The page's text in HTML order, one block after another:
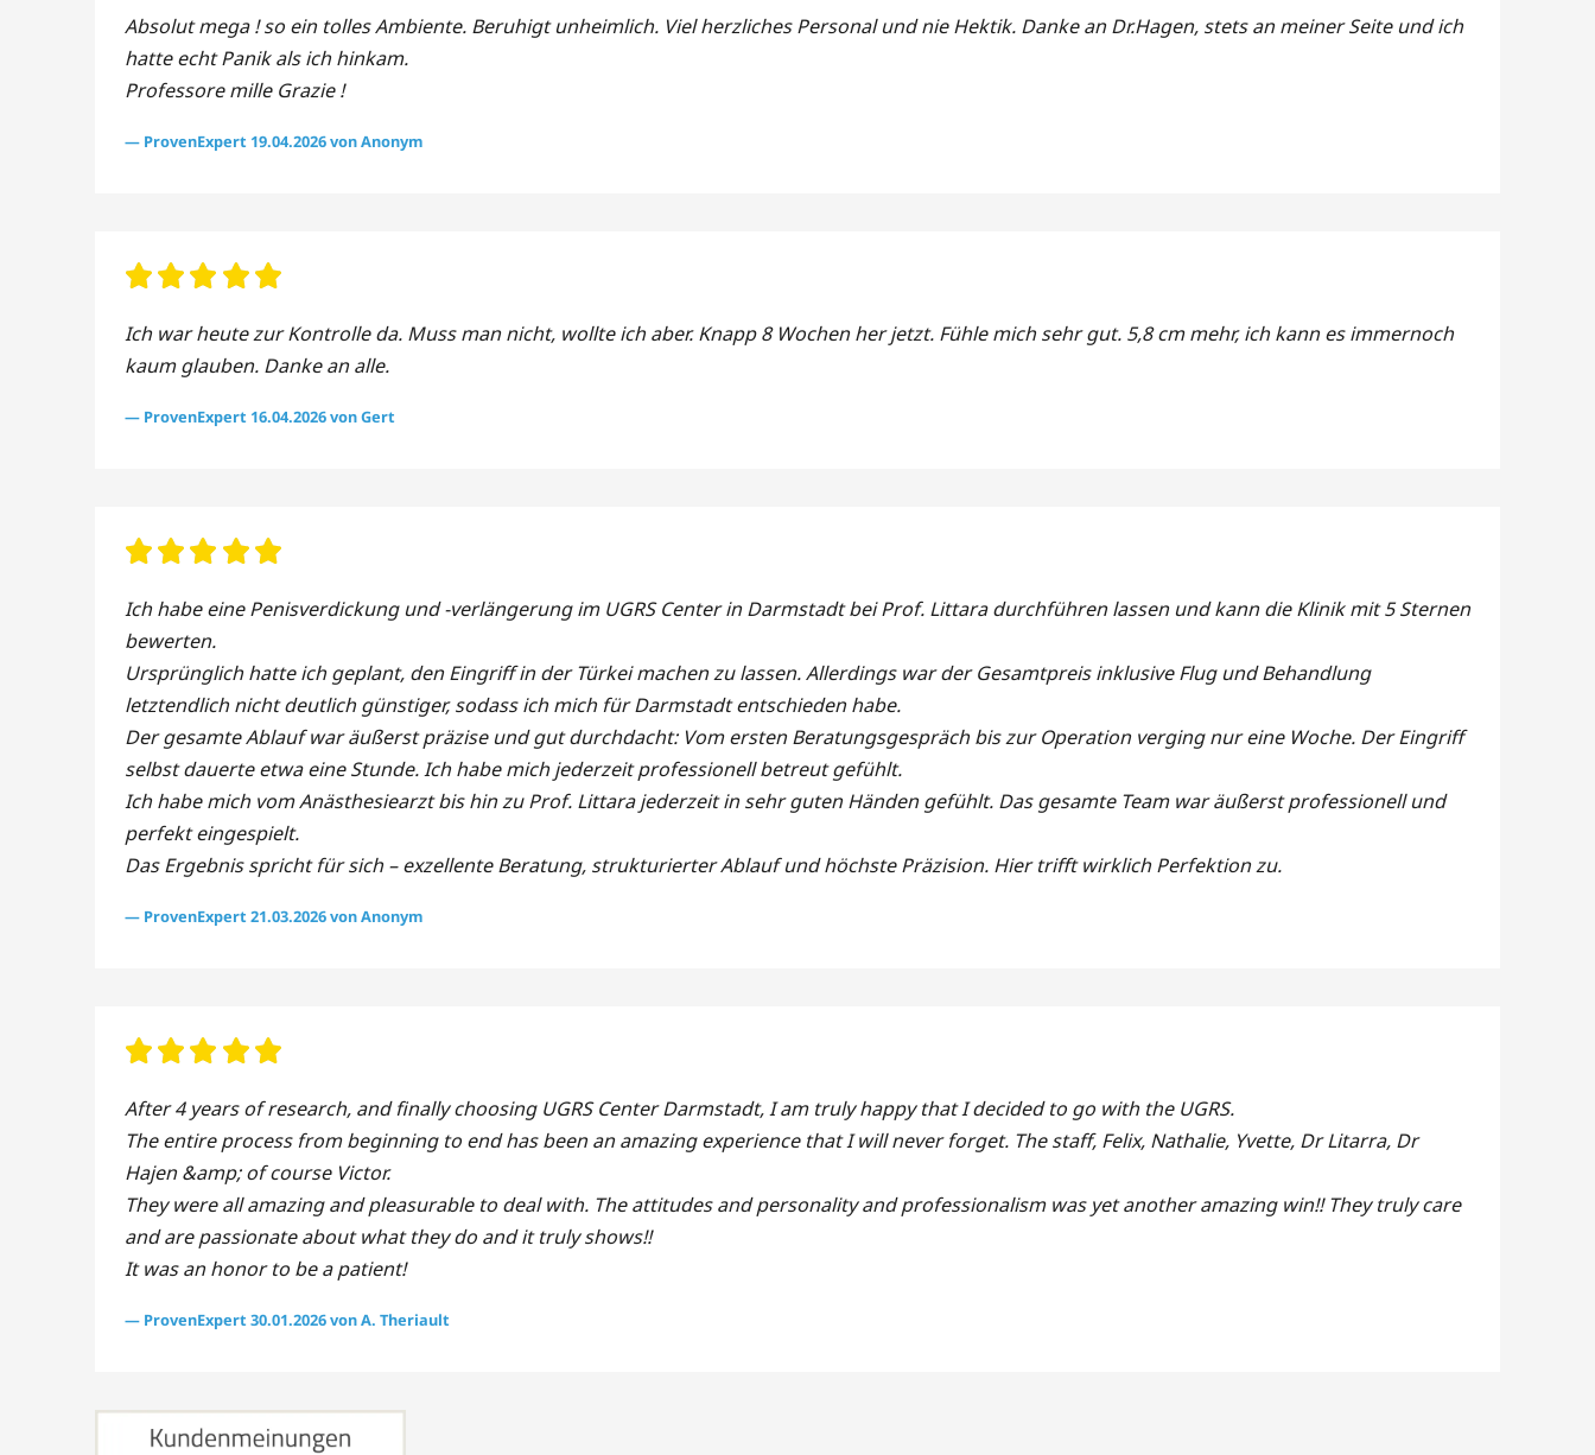
Absolut mega ! so ein tolles Ambiente. Beruhigt unheimlich. Viel herzliches Personal und nie Hektik. Danke an Dr.Hagen, stets an meiner Seite und ich
hatte echt Panik als ich hinkam.
Professore mille Grazie !
— ProvenExpert 19.04.2026 von Anonym
Ich war heute zur Kontrolle da. Muss man nicht, wollte ich aber. Knapp 8 Wochen her jetzt. Fühle mich sehr gut. 5,8 cm mehr, ich kann es immernoch
kaum glauben. Danke an alle.
— ProvenExpert 16.04.2026 von Gert
Ich habe eine Penisverdickung und -verlängerung im UGRS Center in Darmstadt bei Prof. Littara durchführen lassen und kann die Klinik mit 5 Sternen
bewerten.
Ursprünglich hatte ich geplant, den Eingriff in der Türkei machen zu lassen. Allerdings war der Gesamtpreis inklusive Flug und Behandlung
letztendlich nicht deutlich günstiger, sodass ich mich für Darmstadt entschieden habe.
Der gesamte Ablauf war äußerst präzise und gut durchdacht: Vom ersten Beratungsgespräch bis zur Operation verging nur eine Woche. Der Eingriff
selbst dauerte etwa eine Stunde. Ich habe mich jederzeit professionell betreut gefühlt.
Ich habe mich vom Anästhesiearzt bis hin zu Prof. Littara jederzeit in sehr guten Händen gefühlt. Das gesamte Team war äußerst professionell und
perfekt eingespielt.
Das Ergebnis spricht für sich – exzellente Beratung, strukturierter Ablauf und höchste Präzision. Hier trifft wirklich Perfektion zu.
— ProvenExpert 21.03.2026 von Anonym
After 4 years of research, and finally choosing UGRS Center Darmstadt, I am truly happy that I decided to go with the UGRS.
The entire process from beginning to end has been an amazing experience that I will never forget. The staff, Felix, Nathalie, Yvette, Dr Litarra, Dr
Hajen &amp; of course Victor.
They were all amazing and pleasurable to deal with. The attitudes and personality and professionalism was yet another amazing win!! They truly care
and are passionate about what they do and it truly shows!!
It was an honor to be a patient!
— ProvenExpert 30.01.2026 von A. Theriault